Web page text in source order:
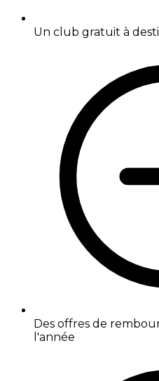
Un club gratuit à
Des offres de
l'année